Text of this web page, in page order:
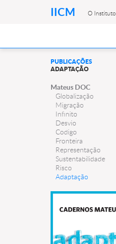
IICM O Instituto
PUBLICAÇÕES
ADAPTAÇÃO
Mateus DOC
Globalização
Migração
Infinito
Desvio
Codigo
Fronteira
Representação
Sustentabilidade
Risco
Adaptação